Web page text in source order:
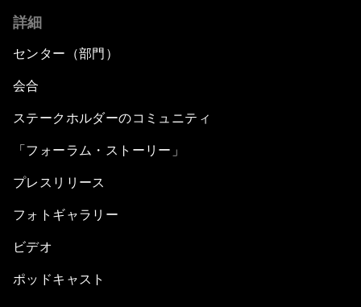
詳細
センター（部門）
会合
ステークホルダーのコミュニティ
「フォーラム・ストーリー」
プレスリリース
フォトギャラリー
ビデオ
ポッドキャスト